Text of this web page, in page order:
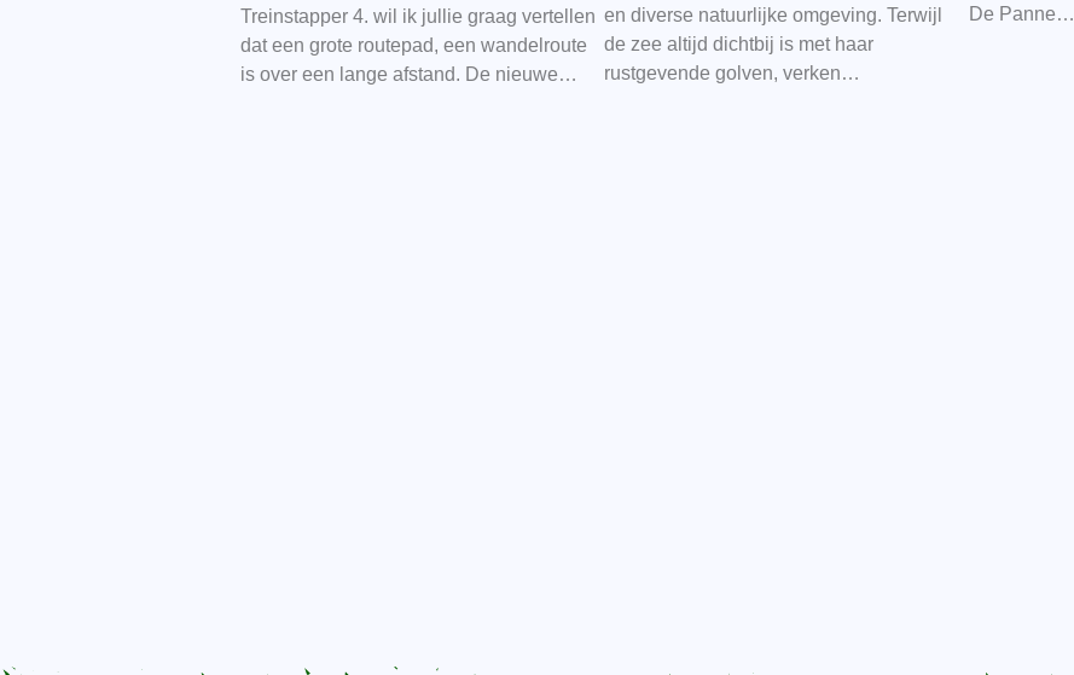
Treinstapper 4. wil ik jullie graag vertellen
dat een grote routepad, een wandelroute
is over een lange afstand. De nieuwe…
en diverse natuurlijke omgeving. Terwijl
de zee altijd dichtbij is met haar
rustgevende golven, verken…
De Panne…